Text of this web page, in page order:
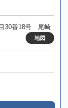
30番18号 尾崎
地図